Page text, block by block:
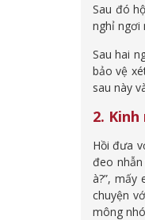
Sau đó
nghỉ ngơi
Sau hai
bảo vệ
sau này
2.
Hồi đưa
đeo
à?”,
chuyện
mông